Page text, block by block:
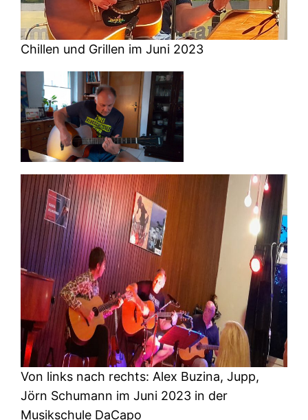
Chillen und Grillen im Juni 2023
Von links nach rechts: Alex Buzina, Jupp,
Jörn Schumann im Juni 2023 in der
Musikschule DaCapo